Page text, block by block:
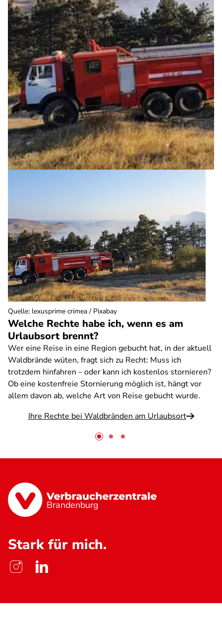
Welche Rechte habe ich, wenn es am
Urlaubsort brennt?
Wer eine Reise in eine Region gebucht hat, in der aktuell
Waldbrände wüten, fragt sich zu Recht: Muss ich
trotzdem hinfahren – oder kann ich kostenlos stornieren?
Ob eine kostenfreie Stornierung möglich ist, hängt vor
allem davon ab, welche Art von Reise gebucht wurde.
Ihre Rechte bei Waldbränden am Urlaubsort
Quelle: lexusprime crimea / Pixabay
Brandenburg
Stark für mich.